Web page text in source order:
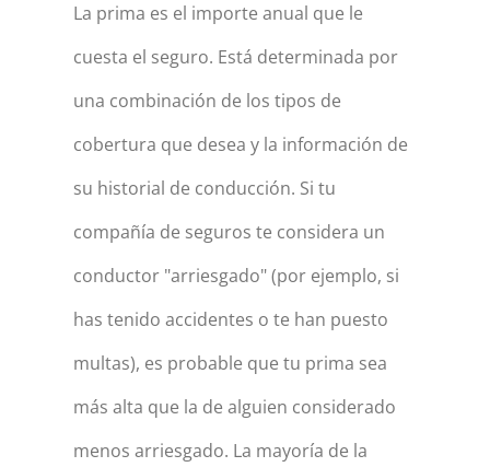
La prima es el importe anual que le
cuesta el seguro. Está determinada por
una combinación de los tipos de
cobertura que desea y la información de
su historial de conducción. Si tu
compañía de seguros te considera un
conductor "arriesgado" (por ejemplo, si
has tenido accidentes o te han puesto
multas), es probable que tu prima sea
más alta que la de alguien considerado
menos arriesgado. La mayoría de la